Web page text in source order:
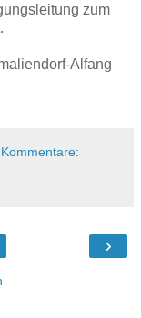
zum
Alfang
›